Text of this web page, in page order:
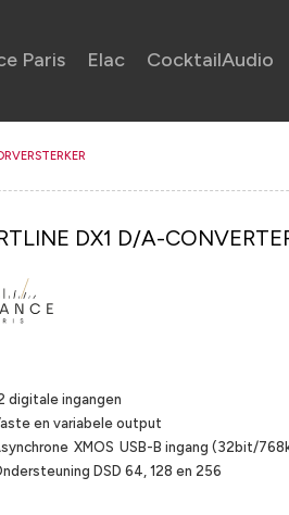
Paris Elac CocktailAudio
DX1 D/A-
digitale ingangen
en variabele output
XMOS USB-B ingang (32bit/
DSD 64, 128 en 256